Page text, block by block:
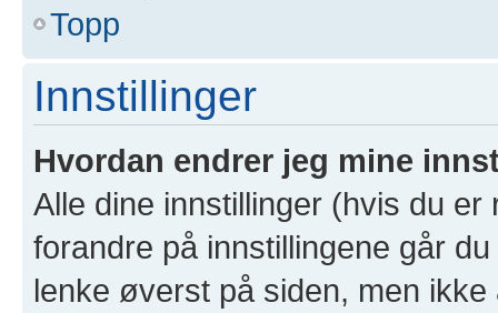
Topp
Innstillinger
Hvordan endrer jeg mine
Alle dine innstillinger (hvis du
forandre på innstillingene går
lenke øverst på siden, men